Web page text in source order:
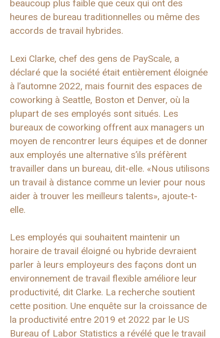
beaucoup plus faible que ceux qui ont des
heures de bureau traditionnelles ou même des
accords de travail hybrides.
Lexi Clarke, chef des gens de PayScale, a
déclaré que la société était entièrement éloignée
à l’automne 2022, mais fournit des espaces de
coworking à Seattle, Boston et Denver, où la
plupart de ses employés sont situés. Les
bureaux de coworking offrent aux managers un
moyen de rencontrer leurs équipes et de donner
aux employés une alternative s’ils préfèrent
travailler dans un bureau, dit-elle. «Nous utilisons
un travail à distance comme un levier pour nous
aider à trouver les meilleurs talents», ajoute-t-
elle.
Les employés qui souhaitent maintenir un
horaire de travail éloigné ou hybride devraient
parler à leurs employeurs des façons dont un
environnement de travail flexible améliore leur
productivité, dit Clarke. La recherche soutient
cette position. Une enquête sur la croissance de
la productivité entre 2019 et 2022 par le US
Bureau of Labor Statistics a révélé que le travail